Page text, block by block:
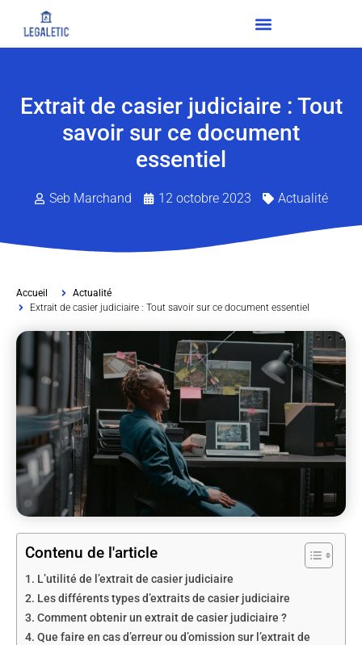
Extrait de casier judiciaire : Tout
savoir sur ce document
essentiel
Seb Marchand 12 octobre 2023 Actualité
Accueil
Actualité
Extrait de casier judiciaire : Tout savoir sur ce document essentiel
Contenu de l'article
L’utilité de l’extrait de casier judiciaire
Les différents types d’extraits de casier judiciaire
Comment obtenir un extrait de casier judiciaire ?
Que faire en cas d’erreur ou d’omission sur l’extrait de